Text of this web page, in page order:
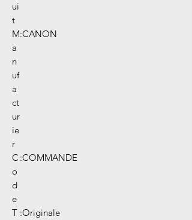
ui
t
M
a
n
uf
a
ct
ur
ie
r
:CANON
C
o
d
e
:COMMANDE
T :Originale